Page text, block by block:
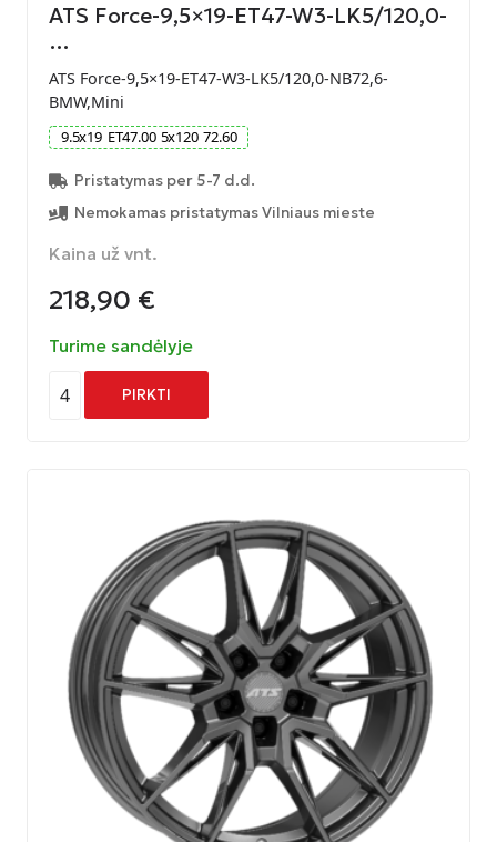
ATS Force-9,5×19-ET47-W3-LK5/120,0-
…
ATS Force-9,5×19-ET47-W3-LK5/120,0-NB72,6-
BMW,Mini
9.5x19 ET47.00 5x120 72.60
Pristatymas per 5-7 d.d.
Nemokamas pristatymas Vilniaus mieste
Kaina už vnt.
218,90 €
Turime sandėlyje
4 PIRKTI